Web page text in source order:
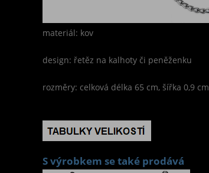
materiál: kov
design: řetěz na kalhoty či peněženku
rozměry: celková délka 65 cm, šířka 0,9 cm
S výrobkem se také prodává